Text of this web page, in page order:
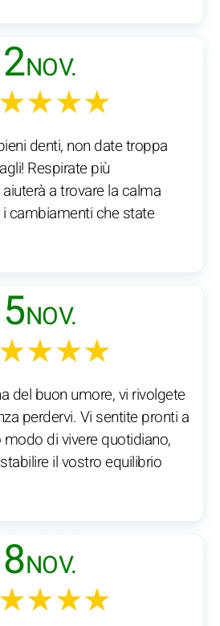
2NOV.
denti, non date troppa
Respirate più
a trovare la calma
cambiamenti che state
5NOV.
del buon umore, vi rivolgete
perdervi. Vi sentite pronti a
di vivere quotidiano,
il vostro equilibrio
8NOV.